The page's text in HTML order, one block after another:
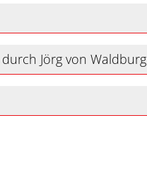
Jörg von Waldburg